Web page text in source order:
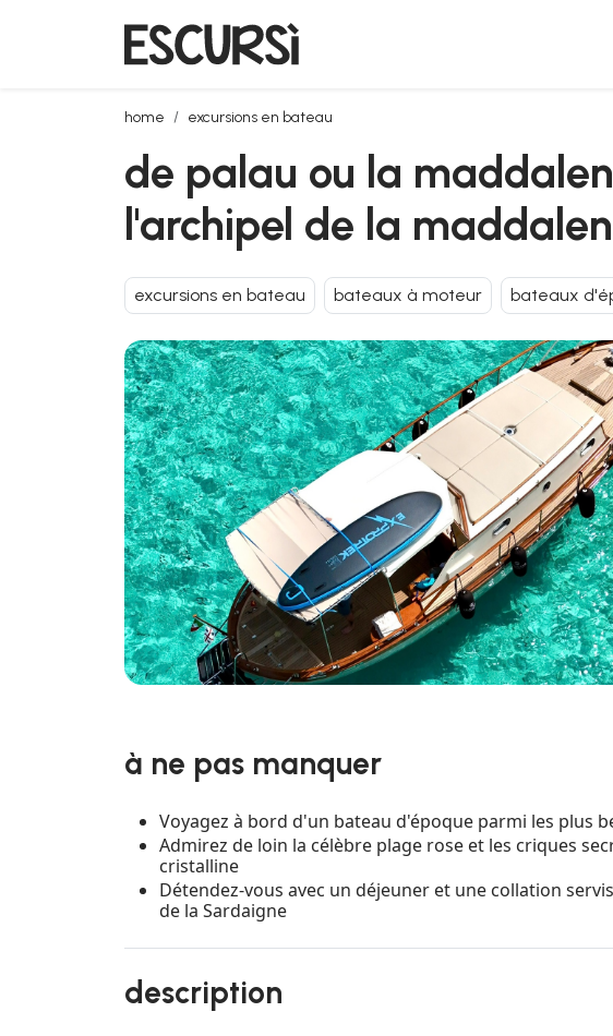
home excursions en bateau
de palau ou la maddalena: excursion en bateau en bois dans l'archipel
de palau ou la
l'archipel de la
excursions en bateau bateaux à moteur bateaux
à ne pas manquer
Voyagez à bord d'un bateau d'époque parmi les plus
Admirez de loin la célèbre plage rose et les criques
cristalline
Détendez-vous avec un déjeuner et une collation
de la Sardaigne
description